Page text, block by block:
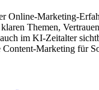
Online-Marketing-
Themen,
im KI-Zeitalter
Marketing für